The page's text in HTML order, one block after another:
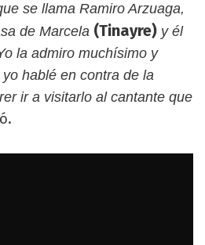
se llama Ramiro Arzuaga,
de Marcela (Tinayre) y él
la admiro muchísimo y
hablé en contra de la
ir a visitarlo al cantante que